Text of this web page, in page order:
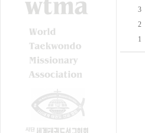
3
2
1